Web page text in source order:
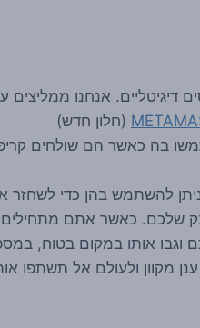
דיגיטליים. אנחנו ממליצים
(חלון חדש)
בה כאשר הם שולחים
להשתמש בהן כדי לשחזר
שלכם. כאשר אתם מתחילים
וגבו אותו במקום בטוח,
מקוון ולעולם אל תשתפו